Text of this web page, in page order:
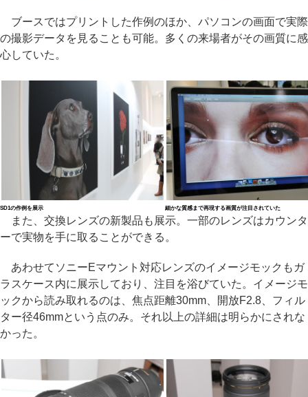
ブースではプリントした作例のほか、パソコンの画面で実際
の撮影データを見ることも可能。多くの来場者がその画質に感
心していた。
SD1の作例を展示 細かな質感まで再現する画質が注目されていた
また、交換レンズの新製品も展示。一部のレンズはカウンタ
ーで実物を手に取ることができる。
あわせてソニーEマウント対応レンズのイメージモックもガ
ラスケース内に展示しており、注目を浴びていた。イメージモ
ックから読み取れるのは、焦点距離30mm、開放F2.8、フィル
ター径46mmという点のみ。それ以上の詳細は明らかにされな
かった。